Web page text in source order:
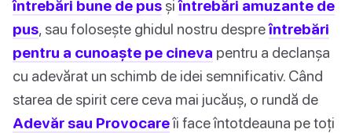
întrebări bune de pus șiîntrebări amuzante de
pus, sau folosește ghidul nostru despreîntrebări
pentru a cunoaște pe cineva pentru a declanșa
cu adevărat un schimb de idei semnificativ. Când
starea de spirit cere ceva mai jucăuș, o rundă de
Adevăr sau Provocareîi face întotdeauna pe toți